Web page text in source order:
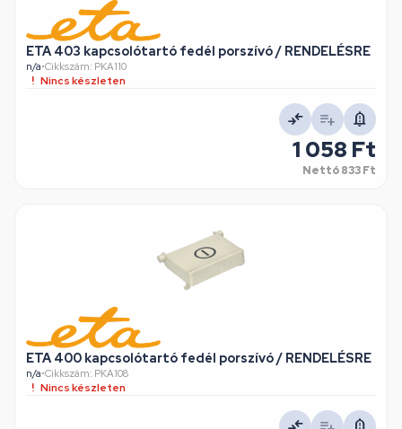
ETA 403 kapcsolótartó fedél porszívó / RENDELÉSRE
n/a•Cikkszám: PKA110
Nincs készleten
1 058 Ft
Nettó833 Ft
ETA 400 kapcsolótartó fedél porszívó / RENDELÉSRE
n/a•Cikkszám: PKA108
Nincs készleten